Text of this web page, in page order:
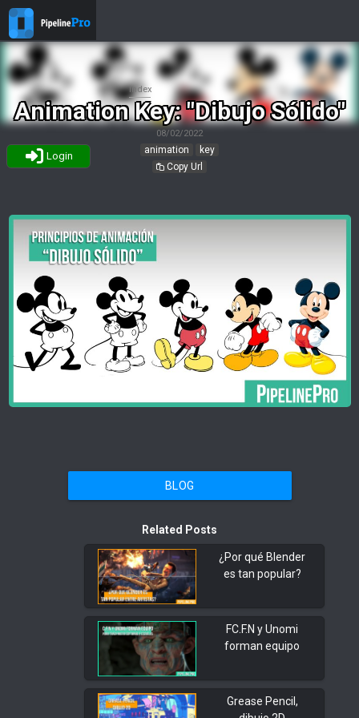
Login
Animation Key: "Dibujo Sólido"
08/02/2022
animation
key
Copy Url
Index
BLOG
Related Posts
¿Por qué Blender
es tan popular?
FC.F.N y Unomi
forman equipo
Grease Pencil,